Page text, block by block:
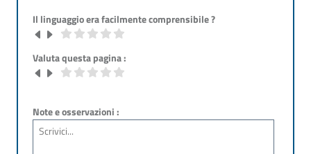
Il linguaggio era facilmente comprensibile ?
Valuta questa pagina :
Note e osservazioni :